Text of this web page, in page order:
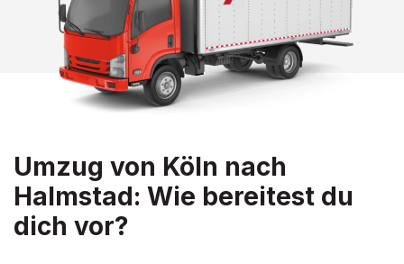
Umzug von Köln nach
Halmstad: Wie bereitest du
dich vor?